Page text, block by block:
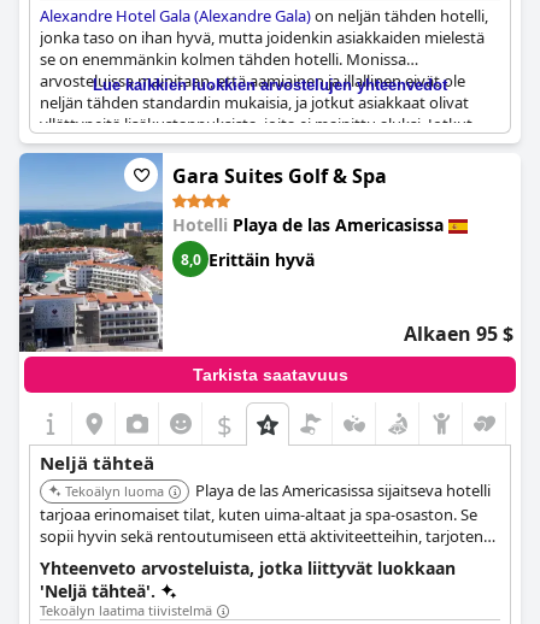
Alexandre Hotel Gala (Alexandre Gala)on neljän tähden hotelli,
jonka taso on ihan hyvä, mutta joidenkin asiakkaiden mielestä
se on enemmänkin kolmen tähden hotelli. Monissa
arvosteluissa mainitaan, että aamiainen ja illallinen eivät ole
neljän tähden standardin mukaisia, ja jotkut asiakkaat olivat
yllättyneitä lisäkustannuksista, joita ei mainittu aluksi. Jotkut
arvostelijat kyseenalaistavat, miksi hotellilla on neljä tähteä, ja
uskovat, että se ei ole hinnan väärti. On kuitenkin positiivisia
arvosteluja, joissa todetaan, että hotelli on erittäin mukava ja
ystävällinen. Kaiken kaikkiaan hotelli tarjoaa laadukkaan
majoituksen, mutta ei välttämättä täytä kaikkien odotuksia
neljän tähden hotellilta.
Lue kaikkien luokkien arvostelujen yhteenvedot
Gara Suites Golf & Spa
Hotelli Playa de las Americasissa
8,0 Erittäin hyvä
Alkaen 95 $
Tarkista saatavuus
$
Neljä tähteä
Tekoälyn luoma
Playa de las Americasissa sijaitseva hotelli
tarjoaa erinomaiset tilat, kuten uima-altaat ja spa-osaston. Se
sopii hyvin sekä rentoutumiseen että aktiviteetteihin, tarjoten
tasapainoisen kokemuksen vierailleen.
Yhteenveto arvosteluista, jotka liittyvät luokkaan
'Neljä tähteä'.
Tekoälyn laatima tiivistelmä